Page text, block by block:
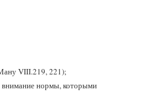
VIII.219, 221);
внимание нормы, которыми